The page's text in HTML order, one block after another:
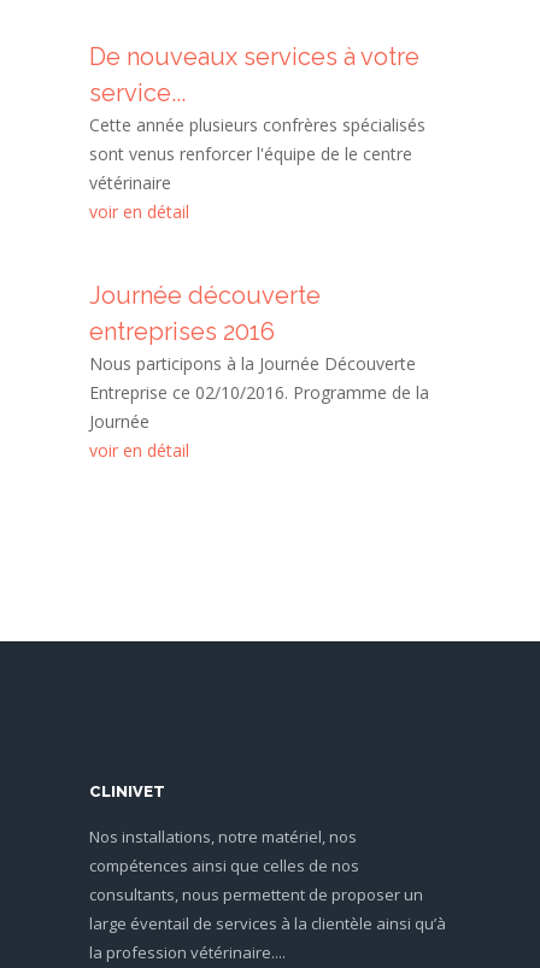
De nouveaux services à votre
service...
Cette année plusieurs confrères spécialisés
sont venus renforcer l'équipe de le centre
vétérinaire
voir en détail
Journée découverte
entreprises 2016
Nous participons à la Journée Découverte
Entreprise ce 02/10/2016. Programme de la
Journée
voir en détail
CLINIVET
Nos installations, notre matériel, nos
compétences ainsi que celles de nos
consultants, nous permettent de proposer un
large éventail de services à la clientèle ainsi qu’à
la profession vétérinaire....